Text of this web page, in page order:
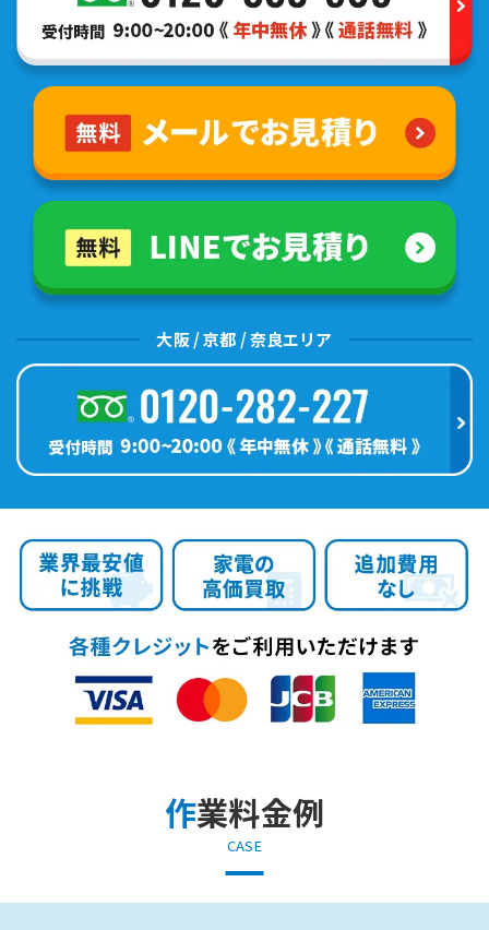
大阪 / 京都 / 奈良エリア
作業料金例
CASE